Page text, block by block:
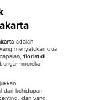
adalah
yang menyatukan dua
florist di
dari kehidupan
dari yang